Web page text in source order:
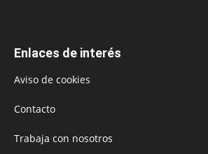
Enlaces de interés
Aviso de cookies
Contacto
Trabaja con nosotros